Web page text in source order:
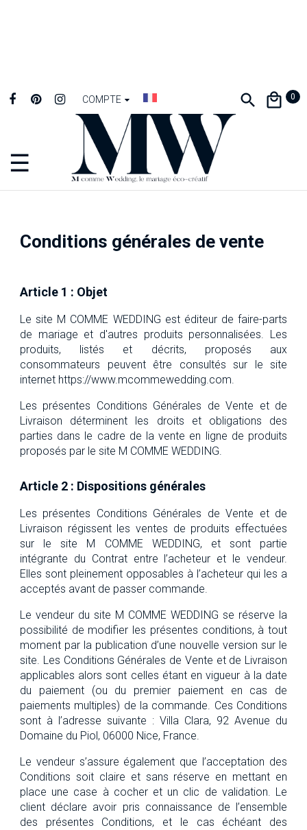
COMPTE 0
Basculer
la
☰
Conditions générales de vente
Article 1 : Objet
Le site M COMME WEDDING est éditeur de faire-parts
de mariage et d'autres produits personnalisées. Les
produits, listés et décrits, proposés aux
consommateurs peuvent être consultés sur le site
internet https://www.mcommewedding.com.
Les présentes Conditions Générales de Vente et de
Livraison déterminent les droits et obligations des
parties dans le cadre de la vente en ligne de produits
proposés par le site M COMME WEDDING.
Article 2 : Dispositions générales
Les présentes Conditions Générales de Vente et de
Livraison régissent les ventes de produits effectuées
sur le site M COMME WEDDING, et sont partie
intégrante du Contrat entre l’acheteur et le vendeur.
Elles sont pleinement opposables à l’acheteur qui les a
acceptés avant de passer commande.
Le vendeur du site M COMME WEDDING se réserve la
possibilité de modifier les présentes conditions, à tout
moment par la publication d’une nouvelle version sur le
site. Les Conditions Générales de Vente et de Livraison
applicables alors sont celles étant en vigueur à la date
du paiement (ou du premier paiement en cas de
paiements multiples) de la commande. Ces Conditions
sont à l’adresse suivante : Villa Clara, 92 Avenue du
Domaine du Piol, 06000 Nice, France.
Le vendeur s’assure également que l’acceptation des
Conditions soit claire et sans réserve en mettant en
place une case à cocher et un clic de validation. Le
client déclare avoir pris connaissance de l’ensemble
des présentes Conditions, et le cas échéant des